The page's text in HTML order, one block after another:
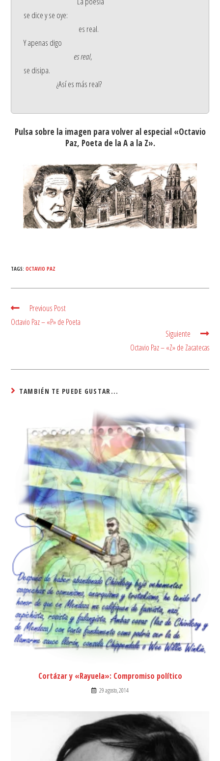
se dice y se oye:
es real.
Y apenas digo
es real,
se disipa.
¿Así es más real?
Pulsa sobre la imagen para volver al especial «Octavio
Paz, Poeta de la A a la Z».
TAGS:OCTAVIO PAZ
Read
more
articles
Previous Post
Octavio Paz – «P» de Poeta
Siguiente
Octavio Paz – «Z» de Zacatecas
TAMBIÉN TE PUEDE GUSTAR...
Cortázar y «Rayuela»: Compromiso político
29 agosto, 2014